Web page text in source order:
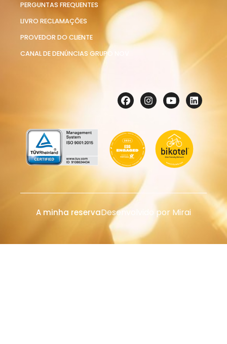
PERGUNTAS FREQUENTES
LIVRO RECLAMAÇÕES
PROVEDOR DO CLIENTE
CANAL DE DENÚNCIAS GRUPO NOV
A minha reservaDesenvolvido por Mirai